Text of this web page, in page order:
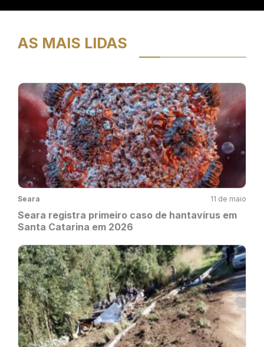
AS MAIS LIDAS
Seara 11 de maio
Seara registra primeiro caso de hantavírus em
Santa Catarina em 2026